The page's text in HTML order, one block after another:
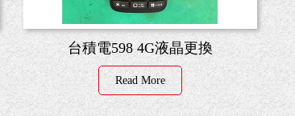
台積電598 4G液晶更換
Read More